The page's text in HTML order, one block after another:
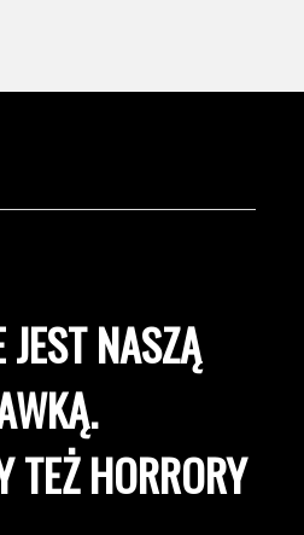
NASZĄ
TEŻ HORRORY